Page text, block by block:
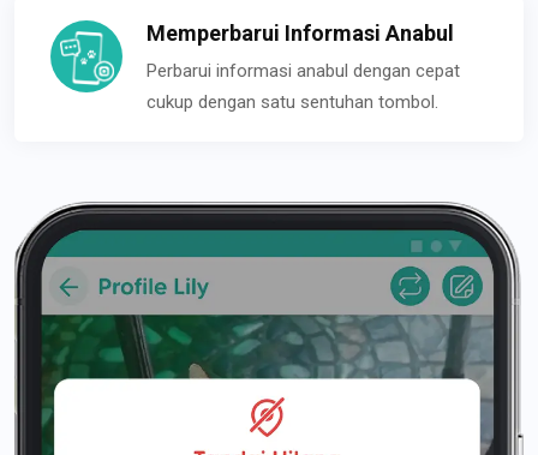
Memperbarui Informasi Anabul
Perbarui informasi anabul dengan cepat
cukup dengan satu sentuhan tombol.